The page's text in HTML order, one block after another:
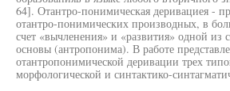
64]. Отантро-понимическая деривациея -
отантро-понимических производных, в
счет «вычленения» и «развития» одной из
основы (антропонима). В работе
отантропонимической деривации трех
морфологической и синтактико-